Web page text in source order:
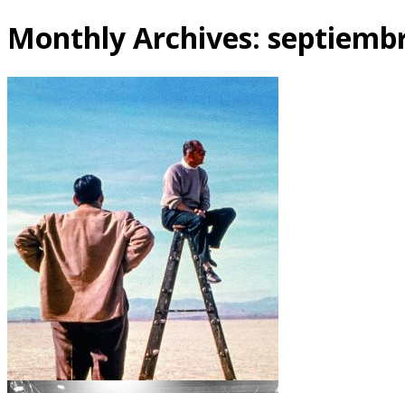
Monthly Archives: